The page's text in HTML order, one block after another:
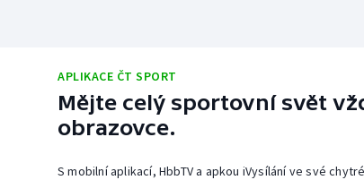
APLIKACE ČT SPORT
Mějte celý sportovní svět
obrazovce.
S mobilní aplikací, HbbTV a apkou iVysílání ve své